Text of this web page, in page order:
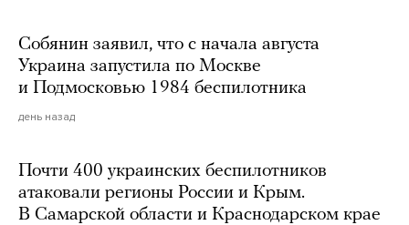
Собянин заявил, что с начала августа
Украина запустила по Москве
и Подмосковью 1984 беспилотника
день назад
Почти 400 украинских беспилотников
атаковали регионы России и Крым.
В Самарской области и Краснодарском крае